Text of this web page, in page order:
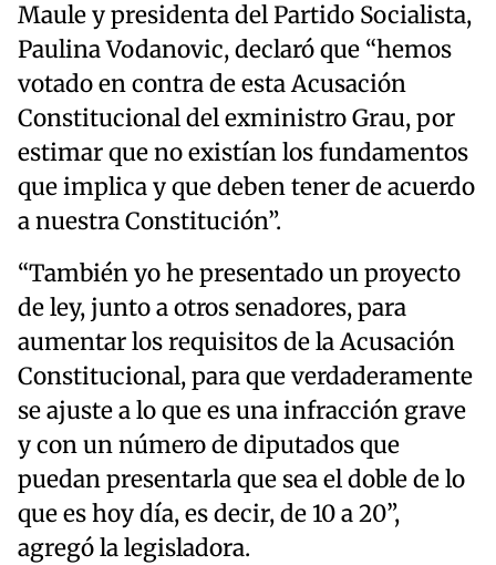
Maule y presidenta del Partido Socialista,
Paulina Vodanovic, declaró que “hemos
votado en contra de esta Acusación
Constitucional del exministro Grau, por
estimar que no existían los fundamentos
que implica y que deben tener de acuerdo
a nuestra Constitución”.
“También yo he presentado un proyecto
de ley, junto a otros senadores, para
aumentar los requisitos de la Acusación
Constitucional, para que verdaderamente
se ajuste a lo que es una infracción grave
y con un número de diputados que
puedan presentarla que sea el doble de lo
que es hoy día, es decir, de 10 a 20”,
agregó la legisladora.